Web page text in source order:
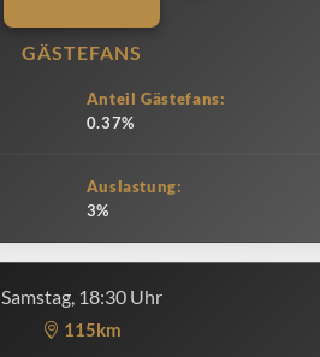
GÄSTEFANS
Anteil Gästefans:
0.37%
Auslastung:
3%
Samstag, 18:30 Uhr
115km